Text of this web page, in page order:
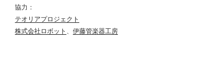
協力：
テオリアプロジェクト
株式会社ロボット 、 伊藤管楽器工房